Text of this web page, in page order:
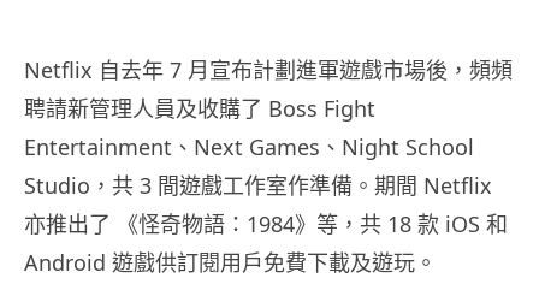
Netflix 自去年 7 月宣布計劃進軍遊戲市場後，頻頻
聘請新管理人員及收購了 Boss Fight
Entertainment、Next Games、Night School
Studio，共 3 間遊戲工作室作準備。期間 Netflix
亦推出了 《怪奇物語：1984》等，共 18 款 iOS 和
Android 遊戲供訂閱用戶免費下載及遊玩。